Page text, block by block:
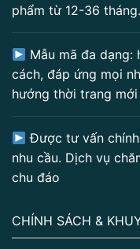
phẩm từ 12-36 tháng.
Mẫu mã đa dạng:
cách, đáp ứng mọi
hướng thời trang mới
Được tư vấn
nhu cầu. Dịch vụ
chu đáo
CHÍNH SÁCH &